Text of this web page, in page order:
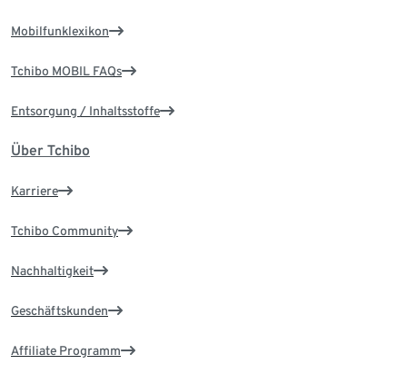
Mobilfunklexikon
Tchibo MOBIL FAQs
Entsorgung / Inhaltsstoffe
Über Tchibo
Karriere
Tchibo Community
Nachhaltigkeit
Geschäftskunden
Affiliate Programm